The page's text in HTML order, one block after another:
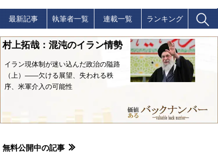
最新記事 執筆者一覧 連載一覧 ランキング
村上拓哉：混沌のイラン情勢
イラン現体制が迷い込んだ政治の隘路
（上）――欠ける展望、失われる秩
序、米軍介入の可能性
無料公開中の記事